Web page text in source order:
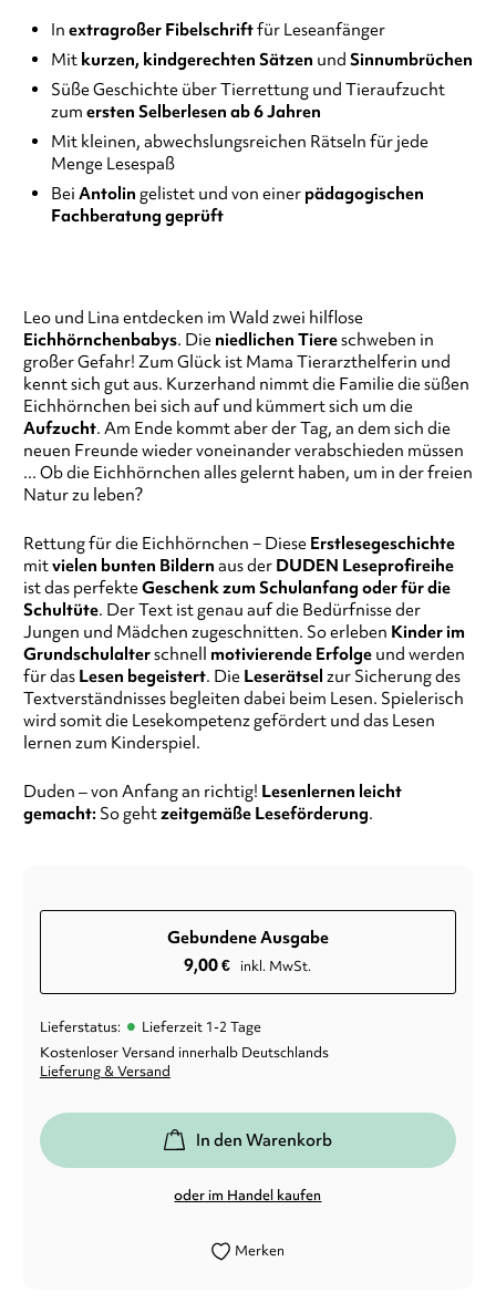
In extragroßer Fibelschriftfür Leseanfänger
Mit kurzen, kindgerechten Sätzen und Sinnumbrüchen
Süße Geschichte über Tierrettung und Tieraufzucht
zum ersten Selberlesen ab 6 Jahren
Mit kleinen, abwechslungsreichen Rätseln für jede
Menge Lesespaß
Bei Antolin gelistet und von einerpädagogischen
Fachberatung geprüft
Leo und Lina entdecken im Wald zwei hilflose
Eichhörnchenbabys. Die niedlichen Tiereschweben in
großer Gefahr! Zum Glück ist Mama Tierarzthelferin und
kennt sich gut aus. Kurzerhand nimmt die Familie die süßen
Eichhörnchen bei sich auf und kümmert sich um die
Aufzucht. Am Ende kommt aber der Tag, an dem sich die
neuen Freunde wieder voneinander verabschieden müssen
... Ob die Eichhörnchen alles gelernt haben, um in der freien
Natur zu leben?
Rettung für die Eichhörnchen − Diese Erstlesegeschichte
mitvielen bunten Bildern aus der DUDEN Leseprofireihe
ist das perfekteGeschenk zum Schulanfang oder für die
Schultüte. Der Text ist genau auf die Bedürfnisse der
Jungen und Mädchen zugeschnitten. So erleben Kinder im
Grundschulalterschnell motivierende Erfolgeund werden
für das Lesen begeistert. Die Leserätsel zur Sicherung des
Textverständnisses begleiten dabei beim Lesen. Spielerisch
wird somit die Lesekompetenz gefördert und das Lesen
lernen zum Kinderspiel.
Duden – von Anfang an richtig! Lesenlernen leicht
gemacht: So gehtzeitgemäße Leseförderung.
Gebundene Ausgabe
9,00€ inkl. MwSt.
Lieferstatus: • Lieferzeit 1-2 Tage
Kostenloser Versand innerhalb Deutschlands
Lieferung & Versand
In den Warenkorb
oder im Handel kaufen
Merken